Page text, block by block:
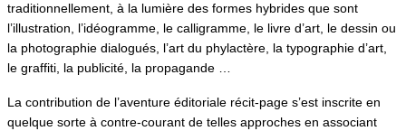
traditionnellement, à la lumière des formes hybrides que sont
l’illustration, l’idéogramme, le calligramme, le livre d’art, le dessin ou
la photographie dialogués, l’art du phylactère, la typographie d’art,
le graffiti, la publicité, la propagande …
La contribution de l’aventure éditoriale récit-page s’est inscrite en
quelque sorte à contre-courant de telles approches en associant